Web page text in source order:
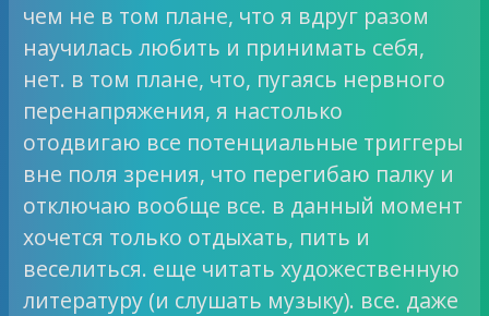
чем не в том плане, что я вдруг разом
научилась любить и принимать себя,
нет. в том плане, что, пугаясь нервного
перенапряжения, я настолько
отодвигаю все потенциальные триггеры
вне поля зрения, что перегибаю палку и
отключаю вообще все. в данный момент
хочется только отдыхать, пить и
веселиться. еще читать художественную
литературу (и слушать музыку). все. даже